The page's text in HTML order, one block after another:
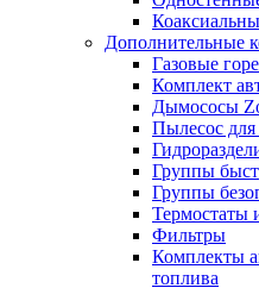
Дополнительные
Газовые
Комплект
Дымососы
Пылесос
Группы
Группы
Термостаты
Фильтры
Комплекты
топлива